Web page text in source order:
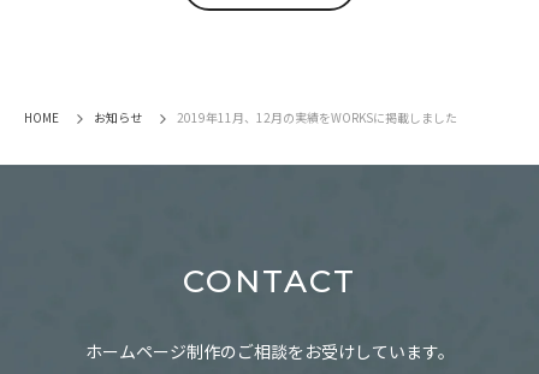
HOME お知らせ 2019年11月、12月の実績をWORKSに掲載しました
CONTACT
ホームページ制作のご相談をお受けしています。